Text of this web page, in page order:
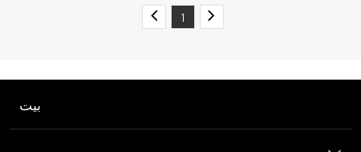
1
بيت